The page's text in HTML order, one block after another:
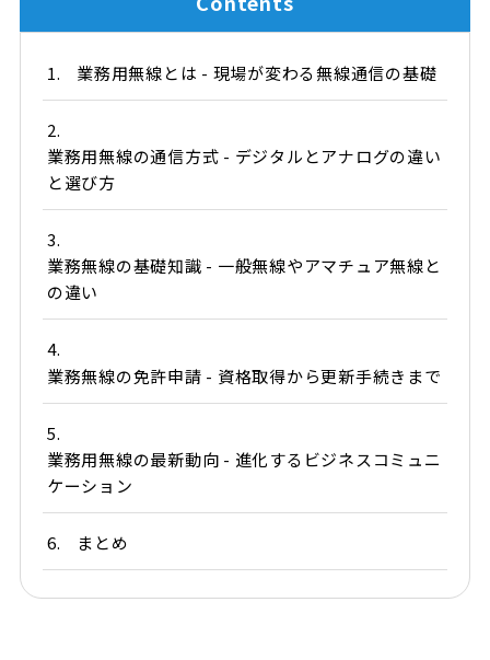
1. 業務用無線とは - 現場が変わる無線通信の基礎
2.
業務用無線の通信方式 - デジタルとアナログの違い
と選び方
3.
業務無線の基礎知識 - 一般無線やアマチュア無線と
の違い
4.
業務無線の免許申請 - 資格取得から更新手続きまで
5.
業務用無線の最新動向 - 進化するビジネスコミュニ
ケーション
6. まとめ